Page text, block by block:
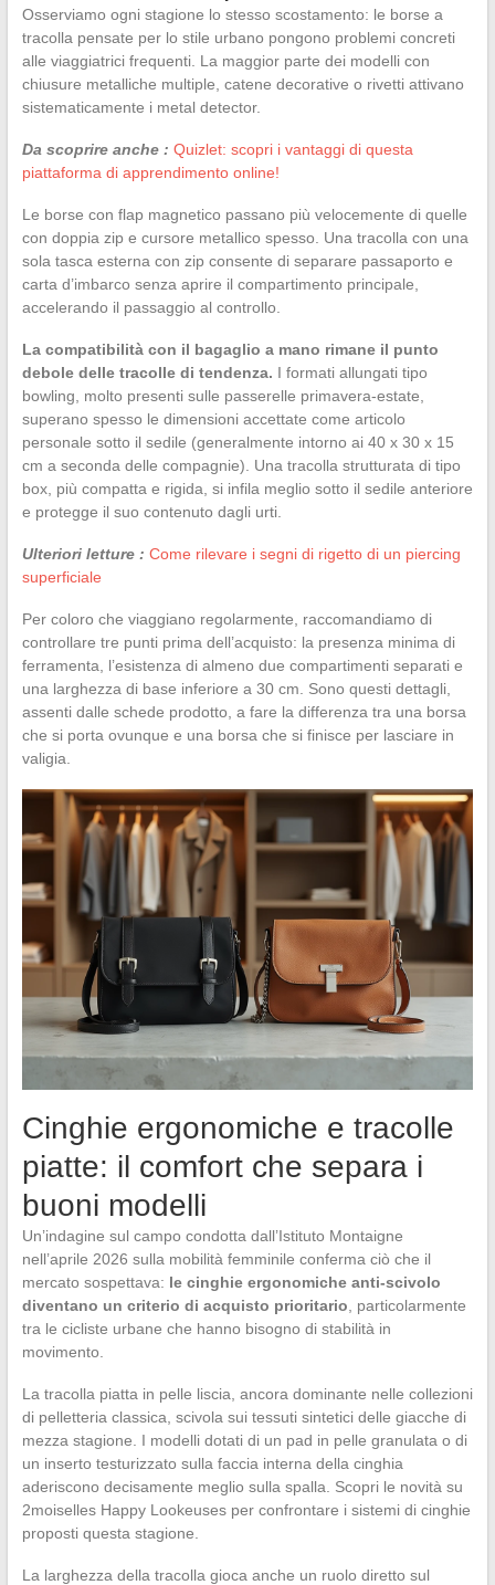
Osserviamo ogni stagione lo stesso scostamento: le borse a
tracolla pensate per lo stile urbano pongono problemi concreti
alle viaggiatrici frequenti. La maggior parte dei modelli con
chiusure metalliche multiple, catene decorative o rivetti attivano
sistematicamente i metal detector.
Da scoprire anche : Quizlet: scopri i vantaggi di questa
piattaforma di apprendimento online!
Le borse con flap magnetico passano più velocemente di quelle
con doppia zip e cursore metallico spesso. Una tracolla con una
sola tasca esterna con zip consente di separare passaporto e
carta d’imbarco senza aprire il compartimento principale,
accelerando il passaggio al controllo.
La compatibilità con il bagaglio a mano rimane il punto
debole delle tracolle di tendenza. I formati allungati tipo
bowling, molto presenti sulle passerelle primavera-estate,
superano spesso le dimensioni accettate come articolo
personale sotto il sedile (generalmente intorno ai 40 x 30 x 15
cm a seconda delle compagnie). Una tracolla strutturata di tipo
box, più compatta e rigida, si infila meglio sotto il sedile anteriore
e protegge il suo contenuto dagli urti.
Ulteriori letture : Come rilevare i segni di rigetto di un piercing
superficiale
Per coloro che viaggiano regolarmente, raccomandiamo di
controllare tre punti prima dell’acquisto: la presenza minima di
ferramenta, l’esistenza di almeno due compartimenti separati e
una larghezza di base inferiore a 30 cm. Sono questi dettagli,
assenti dalle schede prodotto, a fare la differenza tra una borsa
che si porta ovunque e una borsa che si finisce per lasciare in
valigia.
Cinghie ergonomiche e tracolle
piatte: il comfort che separa i
buoni modelli
Un’indagine sul campo condotta dall’Istituto Montaigne
nell’aprile 2026 sulla mobilità femminile conferma ciò che il
mercato sospettava: le cinghie ergonomiche anti-scivolo
diventano un criterio di acquisto prioritario , particolarmente
tra le cicliste urbane che hanno bisogno di stabilità in
movimento.
La tracolla piatta in pelle liscia, ancora dominante nelle collezioni
di pelletteria classica, scivola sui tessuti sintetici delle giacche di
mezza stagione. I modelli dotati di un pad in pelle granulata o di
un inserto testurizzato sulla faccia interna della cinghia
aderiscono decisamente meglio sulla spalla. Scopri le novità su
2moiselles Happy Lookeuses per confrontare i sistemi di cinghie
proposti questa stagione.
La larghezza della tracolla gioca anche un ruolo diretto sul